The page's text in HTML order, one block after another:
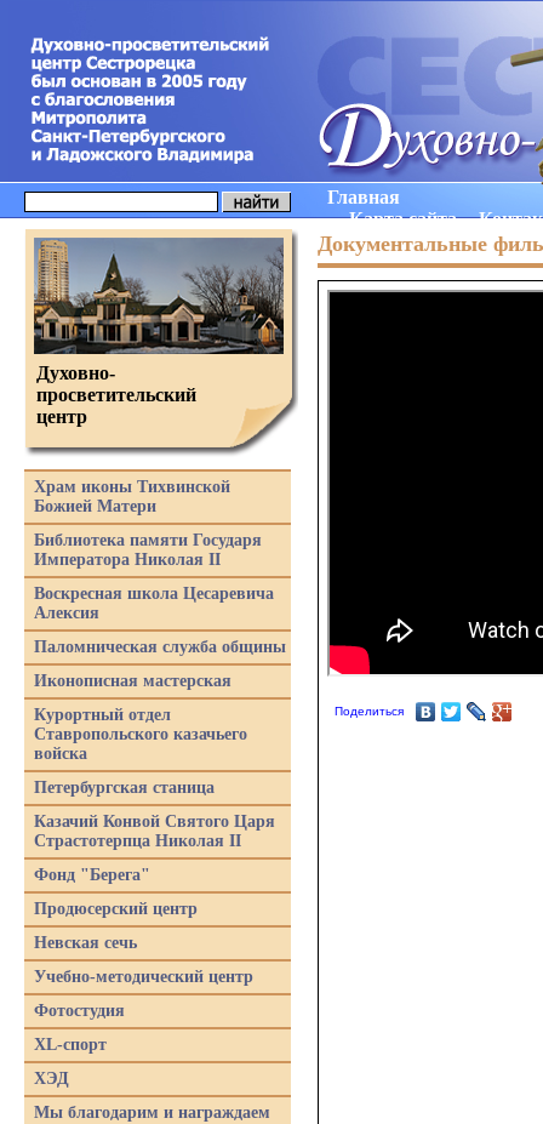
Главная
Карта сайта
Документальные
Поделиться
Духовно-
просветительский
центр
Храм иконы Тихвинской
Божией Матери
Библиотека памяти Государя
Императора Николая II
Воскресная школа Цесаревича
Алексия
Паломническая служба общины
Иконописная мастерская
Курортный отдел
Ставропольского казачьего
войска
Петербургская станица
Казачий Конвой Святого Царя
Страстотерпца Николая II
Фонд "Берега"
Продюсерский центр
Невская сечь
Учебно-методический центр
Фотостудия
XL-спорт
ХЭД
Мы благодарим и награждаем